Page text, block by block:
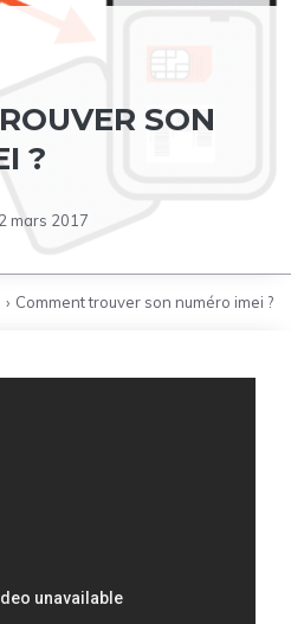
SON
?
2 mars 2017
Comment trouver son numéro imei ?